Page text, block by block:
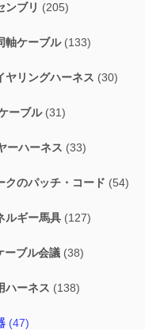
ンブリ (205)
軸ケーブル(133)
ヤリングハーネス (30)
ーブル(31)
ーハーネス (33)
クのパッチ・コード (54)
ルギー馬具 (127)
ーブル会議 (38)
ハーネス (138)
(47)